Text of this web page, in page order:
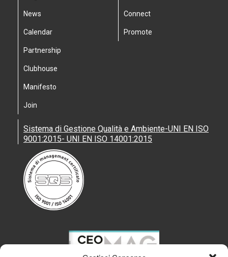
News
Calendar
Partnership
Clubhouse
Manifesto
Join
Connect
Promote
Sistema di Gestione Qualità e Ambiente-UNI EN ISO
9001:2015- UNI EN ISO 14001:2015